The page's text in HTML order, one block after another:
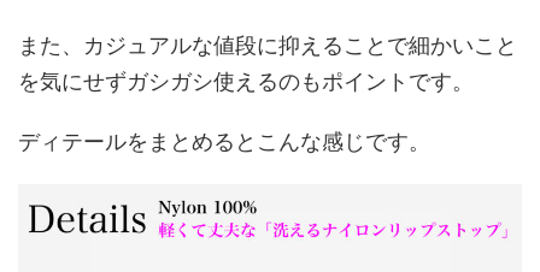
また、カジュアルな値段に抑えることで細かいこと
を気にせずガシガシ使えるのもポイントです。
ディテールをまとめるとこんな感じです。